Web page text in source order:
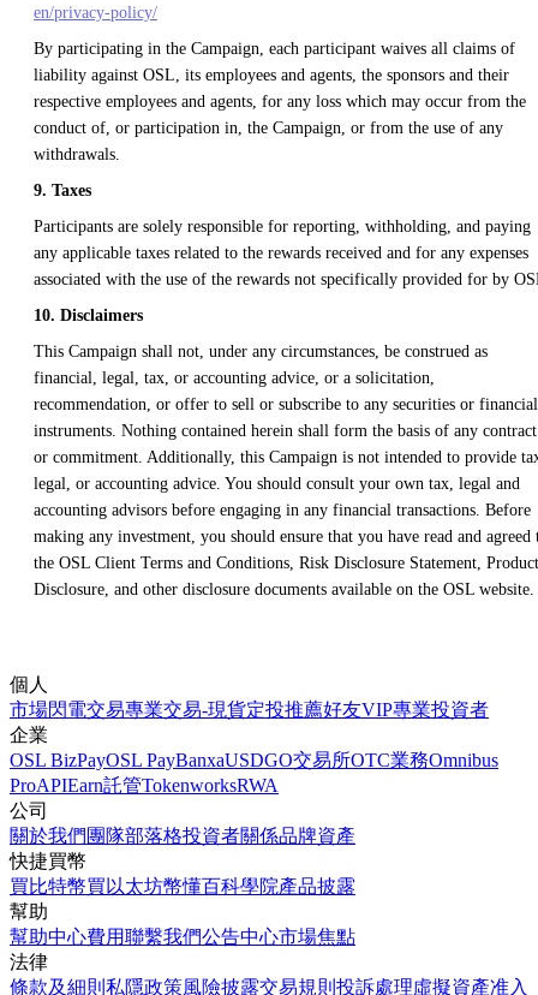
en/privacy-policy/
By participating in the Campaign, each participant waives all claims of
liability against OSL, its employees and agents, the sponsors and their
respective employees and agents, for any loss which may occur from the
conduct of, or participation in, the Campaign, or from the use of any
withdrawals.
9. Taxes
Participants are solely responsible for reporting, withholding, and paying
any applicable taxes related to the rewards received and for any expenses
associated with the use of the rewards not specifically provided for by
10. Disclaimers
This Campaign shall not, under any circumstances, be construed as
financial, legal, tax, or accounting advice, or a solicitation,
recommendation, or offer to sell or subscribe to any securities or financial
instruments. Nothing contained herein shall form the basis of any contract
or commitment. Additionally, this Campaign is not intended to provide
legal, or accounting advice. You should consult your own tax, legal and
accounting advisors before engaging in any financial transactions. Before
making any investment, you should ensure that you have read and agreed
the OSL Client Terms and Conditions, Risk Disclosure Statement, Product
Disclosure, and other disclosure documents available on the OSL website.
個人
市場閃電交易專業交易-現貨定投推薦好友VIP專業投資者
企業
OSL BizPayOSL PayBanxaUSDGO交易所OTC業務Omnibus
ProAPIEarn託管TokenworksRWA
公司
關於我們 團隊部落格投資者關係品牌資產
快捷買幣
買比特幣買以太坊幣懂百科學院產品披露
幫助
幫助中心費用聯繫我們公告中心市場焦點
法律
條款及細則 私隱政策風險披露交易規則 投訴處理虛擬資產准入